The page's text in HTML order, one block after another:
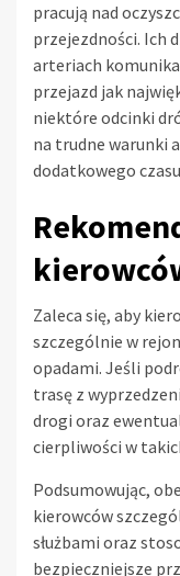
pracują nad
przejezdności. Ich
arteriach
przejazd jak
niektóre odcinki
na trudne warunki
dodatkowego
Zaleca się, aby
szczególnie w
opadami. Jeśli
trasę z
drogi oraz
cierpliwości w
Podsumowując,
kierowców
służbami oraz
bezpieczniejsze